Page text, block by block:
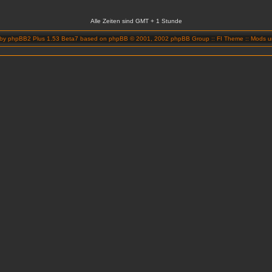
Alle Zeiten sind GMT + 1 Stunde
phpBB2 Plus 1.53 Beta7 based on phpBB © 2001, 2002 phpBB Group :: FI Theme :: Mods